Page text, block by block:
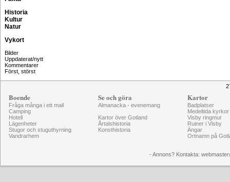
Historia
Kultur
Natur
Vykort
Bilder
Uppdaterat/nytt
Kommentarer
Först, störst
Boende
Fråga många i ett mail
Camping
Hotell
Lägenheter
Stugor och stuguthyrning
Vandrarhem
Se och göra
Almanacka - evenemang
Kartor över Gotland
Årtalshistoria
Konsthistoria
Kartor
Badplatser
Medeltida kyrkor
Visby ringmur
Ruiner i Visby
Ängar
Ortnamn på
- Annons? Kontakta: